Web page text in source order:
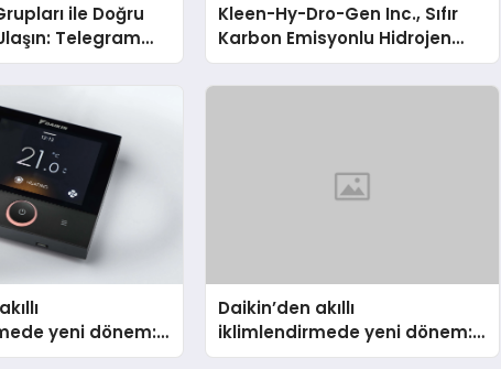
ile Doğru
Telegram
İşini
Kleen-Hy-Dro-Gen Inc., Sıfır
Karbon Emisyonlu Hidrojen
Isıtma Teknolojisinde ISO ve
TSSA Düzenleyici Onaylarını
yeni dönem:
Türkiye’de
Daikin’den akıllı
iklimlendirmede yeni dönem:
Madoka Plus Türkiye’de